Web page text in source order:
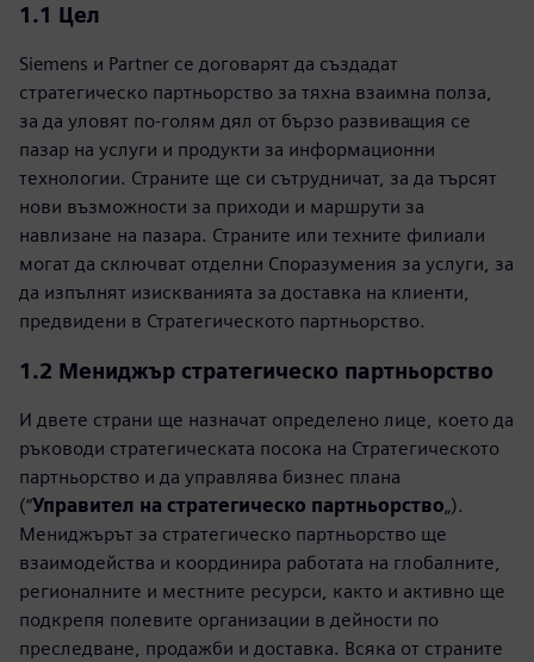
1.1 Цел
Siemens и Partner се договарят да създадат
стратегическо партньорство за тяхна взаимна полза,
за да уловят по-голям дял от бързо развиващия се
пазар на услуги и продукти за информационни
технологии. Страните ще си сътрудничат, за да търсят
нови възможности за приходи и маршрути за
навлизане на пазара. Страните или техните филиали
могат да сключват отделни Споразумения за услуги, за
да изпълнят изискванията за доставка на клиенти,
предвидени в Стратегическото партньорство.
1.2 Мениджър стратегическо партньорство
И двете страни ще назначат определено лице, което да
ръководи стратегическата посока на Стратегическото
партньорство и да управлява бизнес плана
(“Управител на стратегическо партньорство„).
Мениджърът за стратегическо партньорство ще
взаимодейства и координира работата на глобалните,
регионалните и местните ресурси, както и активно ще
подкрепя полевите организации в дейности по
преследване, продажби и доставка. Всяка от страните